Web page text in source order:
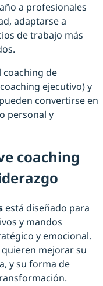
a profesionales
adaptarse a
de trabajo más
de
ejecutivo) y
convertirse en
personal y
coaching
está diseñado para
y mandos
y emocional.
mejorar su
y su forma de